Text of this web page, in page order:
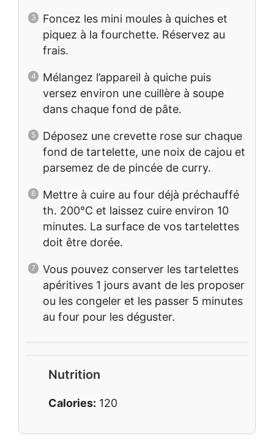
Foncez les mini moules à quiches et
piquez à la fourchette. Réservez au
frais.
Mélangez l’appareil à quiche puis
versez environ une cuillère à soupe
dans chaque fond de pâte.
Déposez une crevette rose sur chaque
fond de tartelette, une noix de cajou et
parsemez de de pincée de curry.
Mettre à cuire au four déjà préchauffé
th. 200°C et laissez cuire environ 10
minutes. La surface de vos tartelettes
doit être dorée.
Vous pouvez conserver les tartelettes
apéritives 1 jours avant de les proposer
ou les congeler et les passer 5 minutes
au four pour les déguster.
Nutrition
Calories: 120